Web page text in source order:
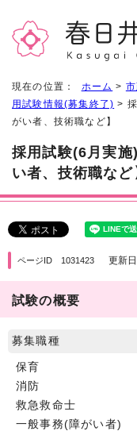
現在の位置： ホーム >
用試験情報(募集終了) >
がい者、技術職など】
採用試験(6月実
い者、技術職など
ページID 1031423 更新
試験の概要
募集職種
保育
消防
救急救命士
一般事務(障がい者)